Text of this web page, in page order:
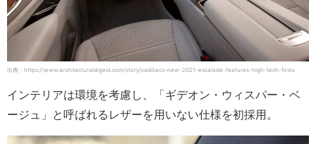
出典：https://www.architecturaldigest.com/story/cadillacs-new-2021-escalade-features-high-tech-firsts
インテリアは環境を考慮し、「ギデオン・ウィスパー・ベ
ージュ」と呼ばれるレザーを用いない仕様を初採用。